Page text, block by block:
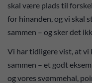
skal være plads til
for hinanden, og vi skal
sammen – og sker det
Vi har tidligere vist, at vi
sammen – et godt
og vores svømmehal,